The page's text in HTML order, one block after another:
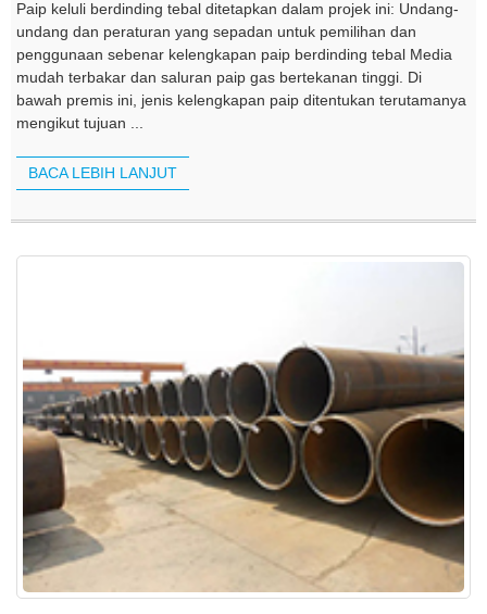
Paip keluli berdinding tebal ditetapkan dalam projek ini: Undang-
undang dan peraturan yang sepadan untuk pemilihan dan
penggunaan sebenar kelengkapan paip berdinding tebal Media
mudah terbakar dan saluran paip gas bertekanan tinggi. Di
bawah premis ini, jenis kelengkapan paip ditentukan terutamanya
mengikut tujuan ...
BACA LEBIH LANJUT